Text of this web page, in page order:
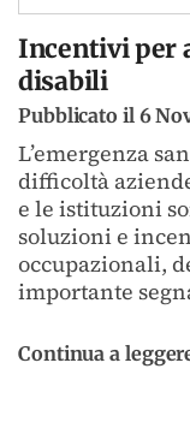
Incentivi per
disabili
Pubblicato il 6
L’emergenza
difficoltà
e le istituzioni
soluzioni e
occupazionali,
importante
Continua a